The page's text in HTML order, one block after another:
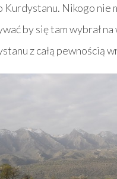
Kurdystanu. Nikogo nie
by się tam wybrał na
z całą pewnością